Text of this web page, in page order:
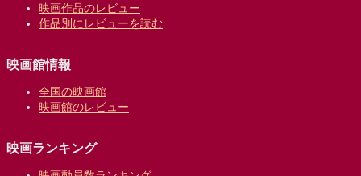
映画作品のレビュー
作品別にレビューを読む
映画館情報
全国の映画館
映画館のレビュー
映画ランキング